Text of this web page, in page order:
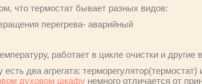
что термостат бывает разных видов:
перегрева- аварийный
работает в цикле очистки и другие
два агрегата:
духовом шкафу немного отличается от